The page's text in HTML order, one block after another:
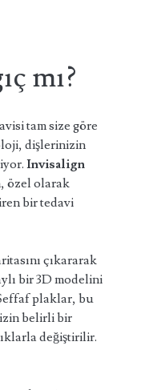
mı?
tam size göre
dişlerinizin
Invisalign
özel olarak
bir tedavi
çıkararak
bir 3D modelini
plaklar, bu
belirli bir
değiştirilir.